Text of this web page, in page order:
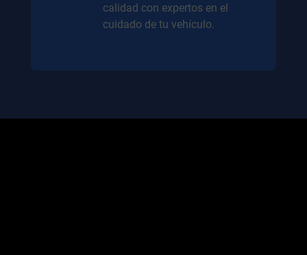
calidad con expertos en el
cuidado de tu vehículo.